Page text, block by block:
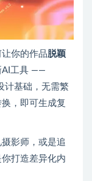
你的作品脱颖
AI工具 ——
计基础，无需繁
，即可生成复
影师，或是追
打造差异化内